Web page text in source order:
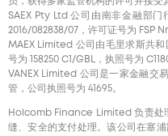
SAEX Pty Ltd 公司由南非金融部门
2016/082838/07，许可证号为 FSP Nr.
MAEX Limited 公司由毛里求斯共和
号为 158250 C1/GBL，执照号为
VANEX Limited 公司是一家金融交
管，公司执照号为 41695。
Holcomb Finance Limited 负责处
缝、安全的支付处理。该公司在塞